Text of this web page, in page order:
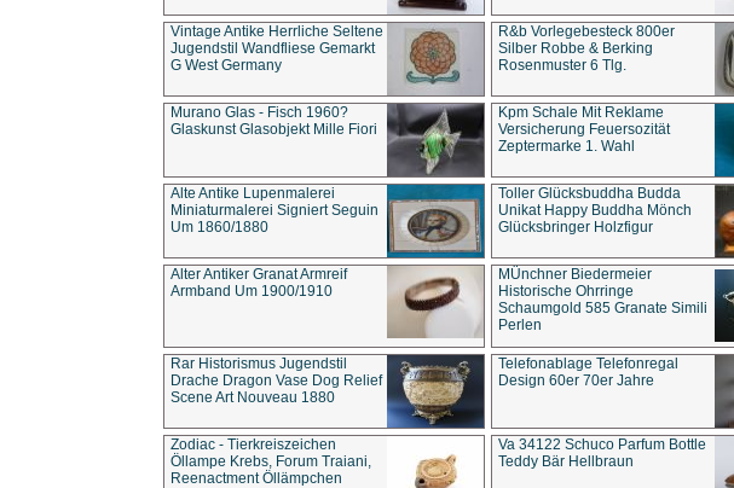
Vintage Antike Herrliche Seltene
Jugendstil Wandfliese Gemarkt
G West Germany
R&b Vorlegebesteck 800er
Silber Robbe & Berking
Rosenmuster 6 Tlg.
Murano Glas - Fisch 1960?
Glaskunst Glasobjekt Mille Fiori
Kpm Schale Mit Reklame
Versicherung Feuersozität
Zeptermarke 1. Wahl
Alte Antike Lupenmalerei
Miniaturmalerei Signiert Seguin
Um 1860/1880
Toller Glücksbuddha Budda
Unikat Happy Buddha Mönch
Glücksbringer Holzfigur
Alter Antiker Granat Armreif
Armband Um 1900/1910
MÜnchner Biedermeier
Historische Ohrringe
Schaumgold 585 Granate Simili
Perlen
Rar Historismus Jugendstil
Drache Dragon Vase Dog Relief
Scene Art Nouveau 1880
Telefonablage Telefonregal
Design 60er 70er Jahre
Zodiac - Tierkreiszeichen
Öllampe Krebs, Forum Traiani,
Reenactment Öllämpchen
Va 34122 Schuco Parfum Bottle
Teddy Bär Hellbraun